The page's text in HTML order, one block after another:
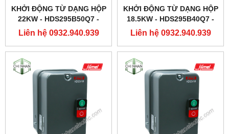
KHỞI ĐỘNG TỪ DẠNG HỘP
22KW - HDS295B50Q7 -
HIMEL
Liên hệ 0932.940.939
KHỞI ĐỘNG TỪ DẠNG HỘP
18.5KW - HDS295B40Q7 -
HIMEL
Liên hệ 0932.940.939